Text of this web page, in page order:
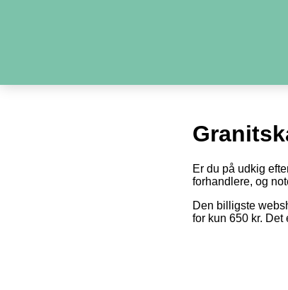
Er du på udkig
forhandlere, og
Den billigste
for kun 650 kr.